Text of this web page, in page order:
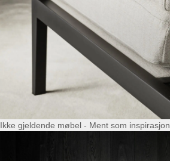
Ikke gjeldende møbel - Ment som inspirasjon